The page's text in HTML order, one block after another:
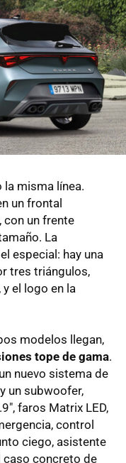
misma línea.
un frontal
con un frente
La
especial: hay una
tres triángulos,
el logo en la
modelos llegan,
tope de gama.
nuevo sistema de
un subwoofer,
faros Matrix LED,
control
ciego, asistente
caso concreto de